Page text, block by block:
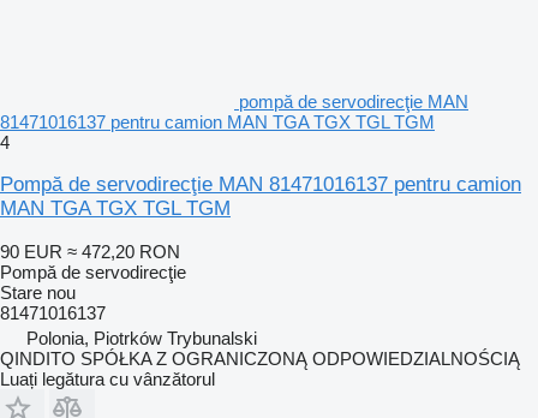
pompă de servodirecţie MAN
81471016137 pentru camion MAN TGA TGX TGL TGM
4
Pompă de servodirecţie MAN 81471016137 pentru camion
MAN TGA TGX TGL TGM
90 EUR ≈ 472,20 RON
Pompă de servodirecţie
Stare nou
81471016137
Polonia, Piotrków Trybunalski
QINDITO SPÓŁKA Z OGRANICZONĄ ODPOWIEDZIALNOŚCIĄ
Luați legătura cu vânzătorul